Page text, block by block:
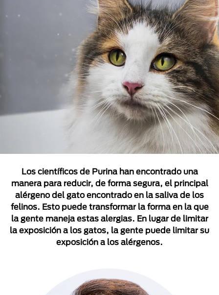
Los científicos de Purina han encontrado una
manera para reducir, de forma segura, el principal
alérgeno del gato encontrado en la saliva de los
felinos. Esto puede transformar la forma en la que
la gente maneja estas alergias. En lugar de limitar
la exposición a los gatos, la gente puede limitar su
exposición a los alérgenos.